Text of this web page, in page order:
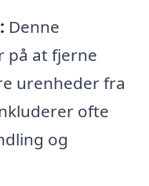
Denne
på at fjerne
urenheder fra
ofte
og